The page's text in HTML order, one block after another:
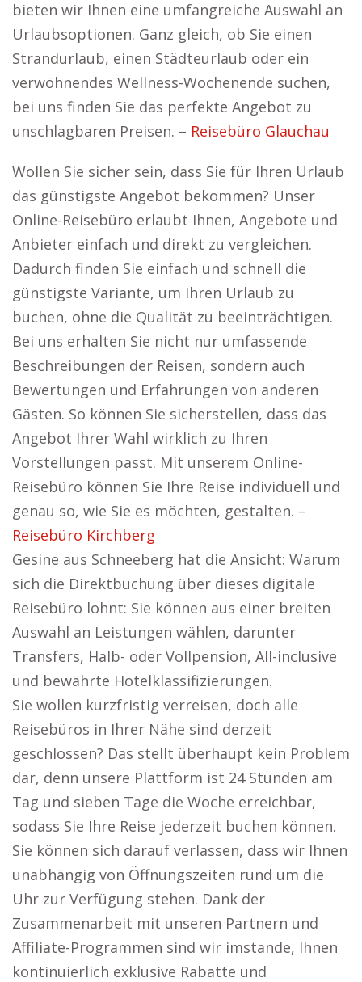
bieten wir Ihnen eine umfangreiche Auswahl an
Urlaubsoptionen. Ganz gleich, ob Sie einen
Strandurlaub, einen Städteurlaub oder ein
verwöhnendes Wellness-Wochenende suchen,
bei uns finden Sie das perfekte Angebot zu
unschlagbaren Preisen. – Reisebüro Glauchau
Wollen Sie sicher sein, dass Sie für Ihren Urlaub
das günstigste Angebot bekommen? Unser
Online-Reisebüro erlaubt Ihnen, Angebote und
Anbieter einfach und direkt zu vergleichen.
Dadurch finden Sie einfach und schnell die
günstigste Variante, um Ihren Urlaub zu
buchen, ohne die Qualität zu beeinträchtigen.
Bei uns erhalten Sie nicht nur umfassende
Beschreibungen der Reisen, sondern auch
Bewertungen und Erfahrungen von anderen
Gästen. So können Sie sicherstellen, dass das
Angebot Ihrer Wahl wirklich zu Ihren
Vorstellungen passt. Mit unserem Online-
Reisebüro können Sie Ihre Reise individuell und
genau so, wie Sie es möchten, gestalten. –
Reisebüro Kirchberg
Gesine aus Schneeberg hat die Ansicht: Warum
sich die Direktbuchung über dieses digitale
Reisebüro lohnt: Sie können aus einer breiten
Auswahl an Leistungen wählen, darunter
Transfers, Halb- oder Vollpension, All-inclusive
und bewährte Hotelklassifizierungen.
Sie wollen kurzfristig verreisen, doch alle
Reisebüros in Ihrer Nähe sind derzeit
geschlossen? Das stellt überhaupt kein Problem
dar, denn unsere Plattform ist 24 Stunden am
Tag und sieben Tage die Woche erreichbar,
sodass Sie Ihre Reise jederzeit buchen können.
Sie können sich darauf verlassen, dass wir Ihnen
unabhängig von Öffnungszeiten rund um die
Uhr zur Verfügung stehen. Dank der
Zusammenarbeit mit unseren Partnern und
Affiliate-Programmen sind wir imstande, Ihnen
kontinuierlich exklusive Rabatte und